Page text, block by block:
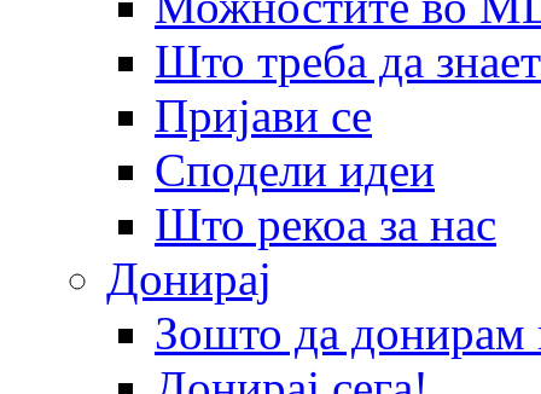
Што треба да
Пријави се
Сподели идеи
Што рекоа за нас
Донирај
Зошто да